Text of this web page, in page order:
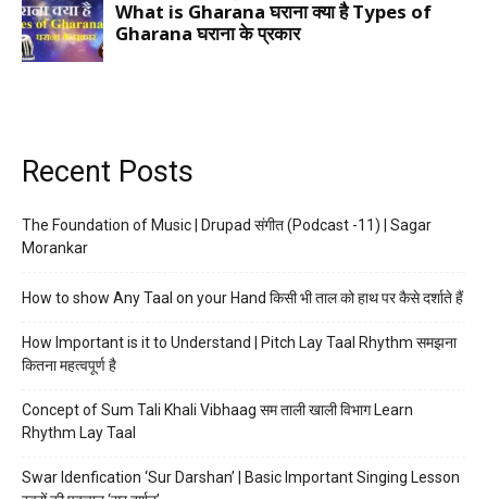
Recent Posts
The Foundation of Music | Drupad संगीत (Podcast -11) | Sagar
Morankar
How to show Any Taal on your Hand किसी भी ताल को हाथ पर कैसे दर्शाते हैं
How Important is it to Understand | Pitch Lay Taal Rhythm समझना
कितना महत्वपूर्ण है
Concept of Sum Tali Khali Vibhaag सम ताली खाली विभाग Learn
Rhythm Lay Taal
Swar Idenfication ‘Sur Darshan’ | Basic Important Singing Lesson